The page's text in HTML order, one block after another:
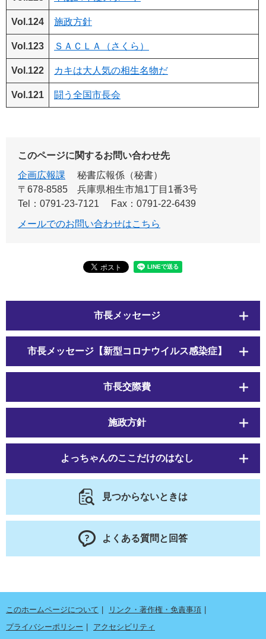
Vol.124 施政方針
Vol.123 ＳＡＣＬＡ（さくら）
Vol.122 カキは大人気の相生名物だ
Vol.121 闘う全国市長会
このページに関するお問い合わせ先
企画広報課
秘書広報係（秘書）
〒678-8585
兵庫県相生市旭1丁目1番3号
Tel：0791-23-7121
Fax：0791-22-6439
メールでのお問い合わせはこちら
市長メッセージ
市長メッセージ【新型コロナウイルス感染症】
市長交際費
施政方針
よっちゃんのここだけのはなし
見つからないときは
よくある質問と回答
このホームページについて
リンク・著作権・免責事項
プライバシーポリシー
アクセシビリティ